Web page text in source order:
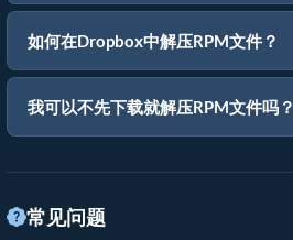
如何在Dropbox中解压RPM文件？
我可以不先下载就解压RPM文件吗？
常见问题